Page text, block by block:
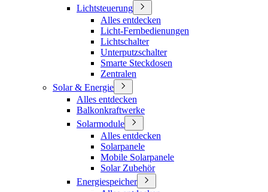
Lichtsteuerung
Alles entdecken
Licht-Fernbedienungen
Lichtschalter
Unterputzschalter
Smarte Steckdosen
Zentralen
Solar & Energie
Alles entdecken
Balkonkraftwerke
Solarmodule
Alles entdecken
Solarpanele
Mobile Solarpanele
Solar Zubehör
Energiespeicher